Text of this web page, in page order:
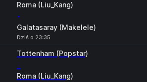
Roma (Liu_Kang)
-
Galatasaray (Makelele)
Dziś o 23:35
Tottenham (Popstar)
-
Roma (Liu_Kang)